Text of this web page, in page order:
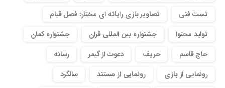
تست فنی
تصاویر بازی رایانه ای مختار: فصل قیام
تولید محتوا
جشنواره بین المللی قران
جشنواره کمان
حاج قاسم
حریف دعوت از گیمر
رسانه
رونمایی از بازی
رونمایی از مستند
سالگرد